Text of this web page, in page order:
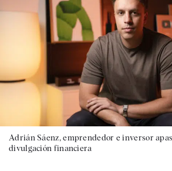
Adrián Sáenz, emprendedor e inversor
divulgación financiera